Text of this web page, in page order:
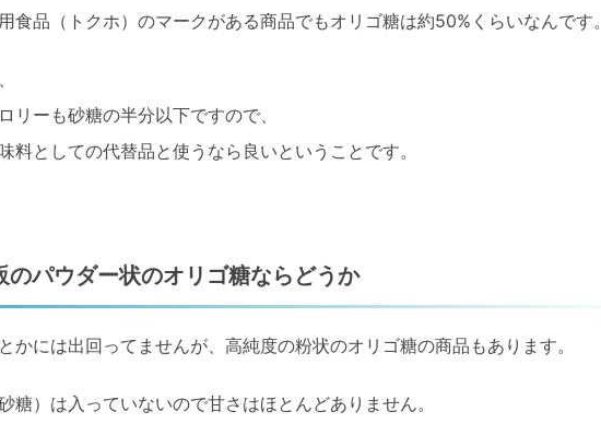
食品（トクホ）のマークがある商品でもオリゴ糖は約50%くらいなんです。
リーも砂糖の半分以下ですので、
料としての代替品と使うなら良いということです。
のパウダー状のオリゴ糖ならどうか
かには出回ってませんが、高純度の粉状のオリゴ糖の商品もあります。
糖）は入っていないので甘さはほとんどありません。